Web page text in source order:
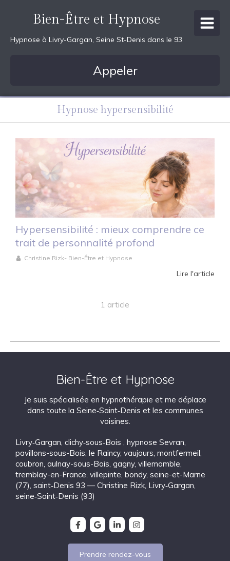
Bien-Être et Hypnose
Hypnose à Livry-Gargan, Seine St-Denis dans le 93
Appeler
Hypnose hypersensibilité
Hypersensibilité : mieux comprendre ce
trait de personnalité profond
Christine Rizk- Bien-Être et Hypnose
Lire l'article
1 article
Bien-Être et Hypnose
Je suis spécialisée en hypnothérapie et me déplace
dans toute la Seine‑Saint‑Denis et les communes
voisines.
Livry‑Gargan, clichy‑sous‑Bois , hypnose Sevran,
pavillons-sous-Bois, le Raincy, vaujours, montfermeil,
coubron, aulnay-sous-Bois, gagny, villemomble,
tremblay-en-France, villepinte, bondy, seine-et-Marne
(77), saint‑Denis 93 — Christine Rizk, Livry‑Gargan,
seine‑Saint‑Denis (93)
Prendre rendez-vous